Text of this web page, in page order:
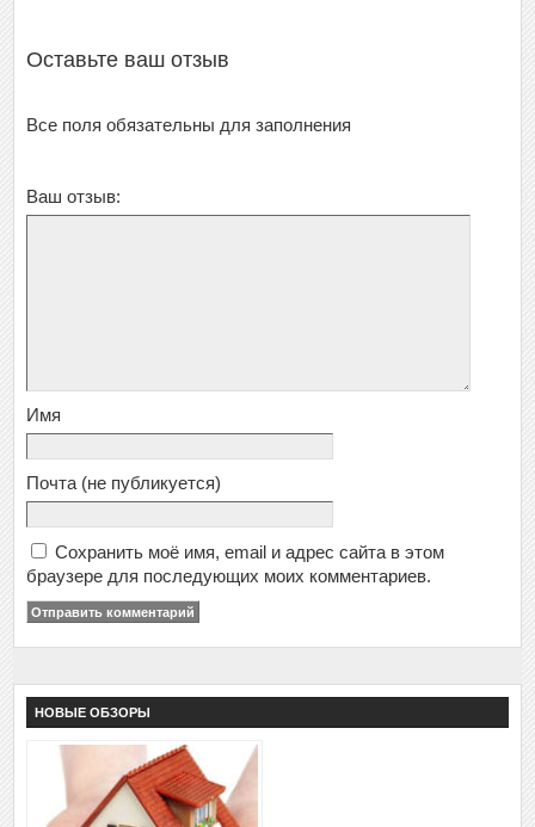
Оставьте ваш отзыв
Все поля обязательны для заполнения
Ваш отзыв:
Имя
Почта (не публикуется)
Сохранить моё имя, email и адрес сайта в этом
браузере для последующих моих комментариев.
НОВЫЕ ОБЗОРЫ